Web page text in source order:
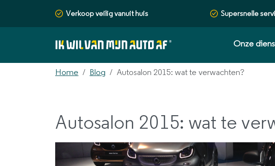
Verkoop veilig vanuit huis Supersnelle
Onze
Home Blog Autosalon 2015: wat te verwachten?
Autosalon 2015: wat te